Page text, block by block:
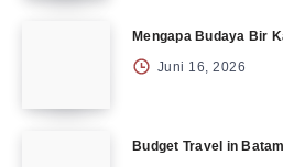
Mengapa Budaya Bir
Juni 16, 2026
Budget Travel in